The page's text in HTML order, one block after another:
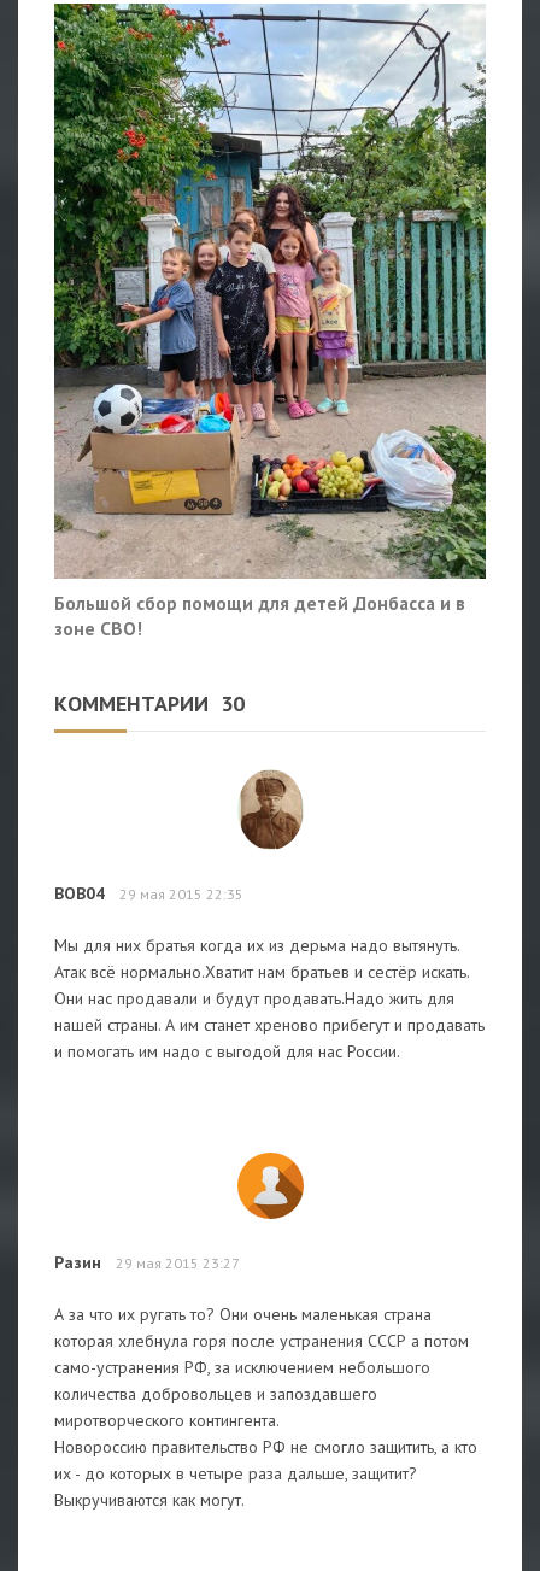
Большой сбор помощи для детей Донбасса и в
зоне СВО!
КОММЕНТАРИИ 30
BOB04 29 мая 2015 22:35
Мы для них братья когда их из дерьма надо вытянуть.
Атак всё нормально.Хватит нам братьев и сестёр искать.
Они нас продавали и будут продавать.Надо жить для
нашей страны. А им станет хреново прибегут и продавать
и помогать им надо с выгодой для нас России.
Разин 29 мая 2015 23:27
А за что их ругать то? Они очень маленькая страна
которая хлебнула горя после устранения СССР а потом
само-устранения РФ, за исключением небольшого
количества добровольцев и запоздавшего
миротворческого контингента.
Новороссию правительство РФ не смогло защитить, а кто
их - до которых в четыре раза дальше, защитит?
Выкручиваются как могут.